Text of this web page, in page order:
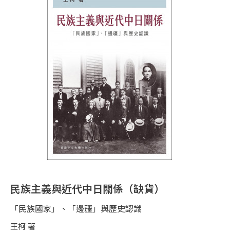
民族主義與近代中日關係（缺貨）
「民族國家」、「邊疆」與歷史認識
王柯 著